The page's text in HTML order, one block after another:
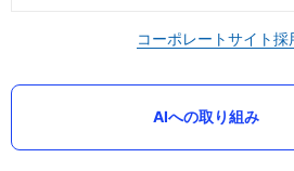
コーポレートサイト採
AIへの取り組み